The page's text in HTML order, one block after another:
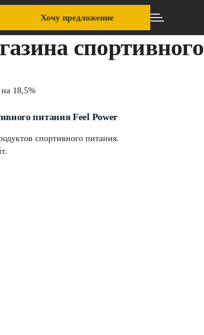
Хочу предложение
спортивного
18,5%
питания Feel Power
спортивного питания.